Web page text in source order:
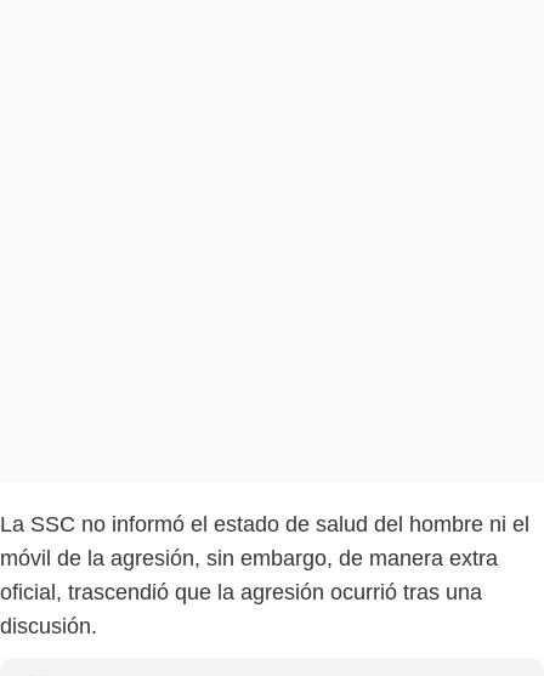
La SSC no informó el estado de salud del hombre ni el
móvil de la agresión, sin embargo, de manera extra
oficial, trascendió que la agresión ocurrió tras una
discusión.